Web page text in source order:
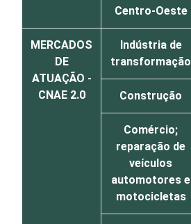
Centro-Oeste
MERCADOS
DE
ATUAÇÃO -
CNAE 2.0
Indústria de
transformação
Construção
Comércio;
reparação de
veículos
automotores e
motocicletas